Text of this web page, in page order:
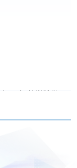
交之款项，将